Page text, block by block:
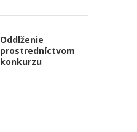
Oddlženie
prostredníctvom
konkurzu